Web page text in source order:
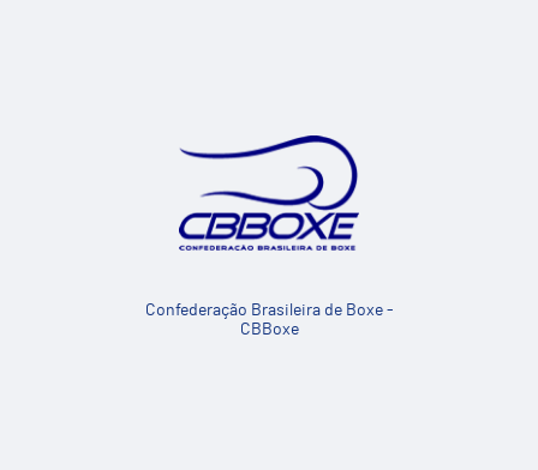
Confederação Brasileira de Boxe -
CBBoxe